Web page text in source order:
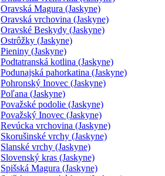
Oravská Magura (Jaskyne)
Oravská vrchovina (Jaskyne)
Oravské Beskydy (Jaskyne)
Ostrôžky (Jaskyne)
Pieniny (Jaskyne)
Podtatranská kotlina (Jaskyne)
Podunajská pahorkatina (Jaskyne)
Pohronský Inovec (Jaskyne)
Poľana (Jaskyne)
Považské podolie (Jaskyne)
Považský Inovec (Jaskyne)
Revúcka vrchovina (Jaskyne)
Skorušinské vrchy (Jaskyne)
Slanské vrchy (Jaskyne)
Slovenský kras (Jaskyne)
Spišská Magura (Jaskyne)